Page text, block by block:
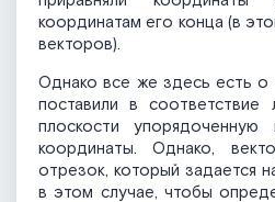
координатам его конца (в
векторов).
Однако все же здесь есть
поставили в
плоскости
координаты. Однако,
отрезок, который задается
в этом случае, чтобы